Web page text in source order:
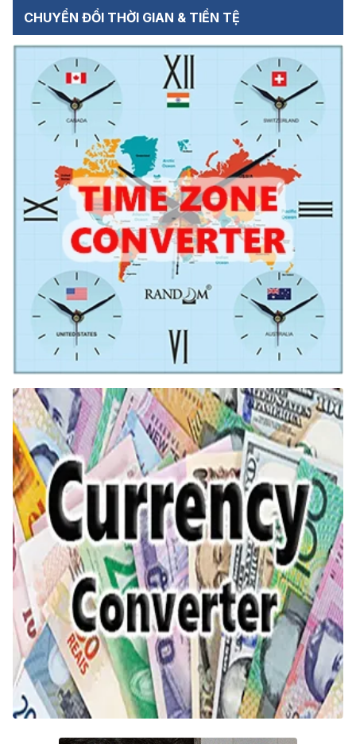
CHUYỂN ĐỔI THỜI GIAN & TIỀN TỆ